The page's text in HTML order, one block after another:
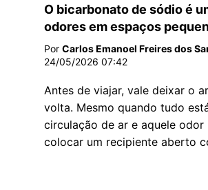
O bicarbonato de sódio é
odores em espaços
Por Carlos Emanoel Freires dos
24/05/2026 07:42
Antes de viajar, vale deixar o
volta. Mesmo quando tudo
circulação de ar e aquele
colocar um recipiente aberto